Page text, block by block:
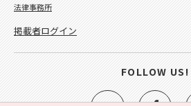
法律事務所
掲載者ログイン
FOLLOW US!